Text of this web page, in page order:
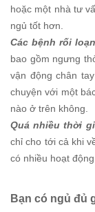
hoặc một nhà tư
ngủ tốt hơn.
Các bệnh rối
bao gồm ngưng
vận động chân
chuyện với một
nào ở trên không.
Quá nhiều thời
chỉ cho tới cả khi
có nhiều hoạt
Bạn có ngủ đủ